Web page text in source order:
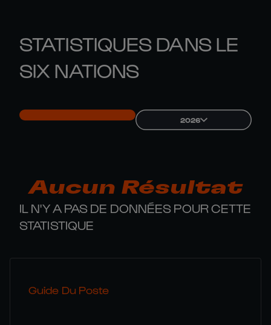
STATISTIQUES DANS LE
SIX NATIONS
2026
Aucun Résultat
IL N'Y A PAS DE DONNÉES POUR CETTE
STATISTIQUE
Guide Du Poste